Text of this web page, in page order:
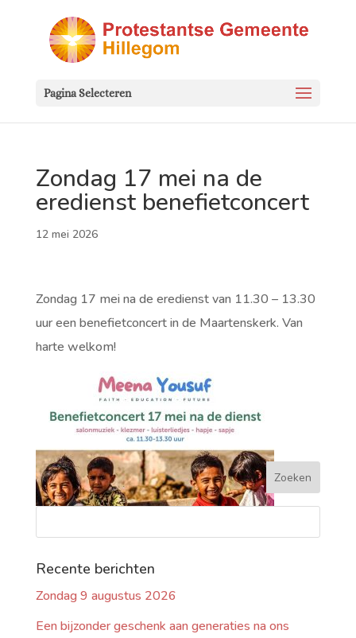
Pagina Selecteren
Zondag 17 mei na de
eredienst benefietconcert
12 mei 2026
Zondag 17 mei na de eredienst van 11.30 – 13.30
uur een benefietconcert in de Maartenskerk. Van
harte welkom!
Recente berichten
Zondag 9 augustus 2026
Een bijzonder geschenk aan generaties na ons